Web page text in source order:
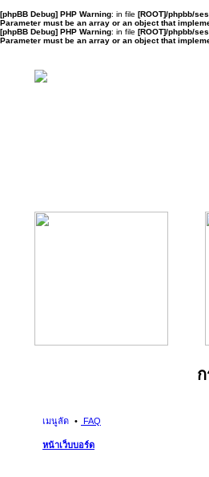
[phpBB Debug] PHP Warning: in file [ROOT]/phpbb/
Parameter must be an array or an object that
[phpBB Debug] PHP Warning: in file [ROOT]/phpbb/
Parameter must be an array or an object that
เมนูลัด FAQ
หน้าเว็บบอร์ด